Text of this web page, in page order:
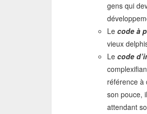
gens qui
Le code à
vieux
Le code
référence à
son pouce,
attendant